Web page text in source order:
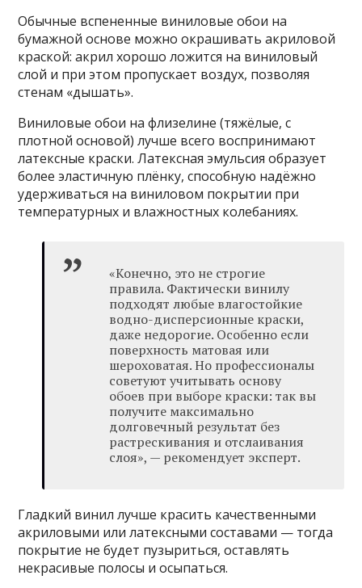
Обычные вспененные виниловые обои на
бумажной основе можно окрашивать акриловой
краской: акрил хорошо ложится на виниловый
слой и при этом пропускает воздух, позволяя
стенам «дышать».
Виниловые обои на флизелине (тяжёлые, с
плотной основой) лучше всего воспринимают
латексные краски. Латексная эмульсия образует
более эластичную плёнку, способную надёжно
удерживаться на виниловом покрытии при
температурных и влажностных колебаниях.
«Конечно, это не строгие
правила. Фактически винилу
подходят любые влагостойкие
водно-дисперсионные краски,
даже недорогие. Особенно если
поверхность матовая или
шероховатая. Но профессионалы
советуют учитывать основу
обоев при выборе краски: так вы
получите максимально
долговечный результат без
растрескивания и отслаивания
слоя», — рекомендует эксперт.
Гладкий винил лучше красить качественными
акриловыми или латексными составами — тогда
покрытие не будет пузыриться, оставлять
некрасивые полосы и осыпаться.